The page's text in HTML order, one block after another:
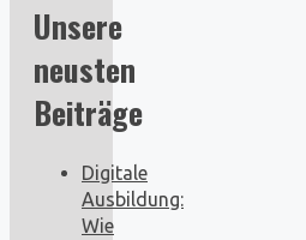
Unsere
neusten
Beiträge
Digitale
Ausbildung:
Wie